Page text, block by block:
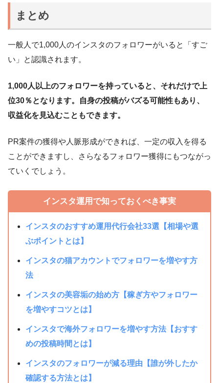
まとめ
一般人で1,000人のインスタのフォロワーがいると「すご
い」と認識されます。
1,000人以上のフォロワーを持っていると、それだけで上
位30％となります。自身の投稿がバズる可能性もあり、
収益化を見込むこともできます。
PR案件の獲得や人脈形成ができれば、一定の収入を得る
ことができますし、さらなるフォロワー獲得にもつながっ
ていくでしょう。
インスタ運用で知っておくべき事実
インスタのおすすめ運用代行会社33選【相場や選
ぶポイントとは】
インスタの猫アカウントでフォロワーを増やす方
法
インスタの美容垢の始め方【稼ぎ方やフォロワー
を増やすコツとは】
インスタで海外フォロワーを増やす方法【おすす
めの投稿時間とは】
インスタのフォロワーが減る理由【誰が外したか
確認する方法とは】